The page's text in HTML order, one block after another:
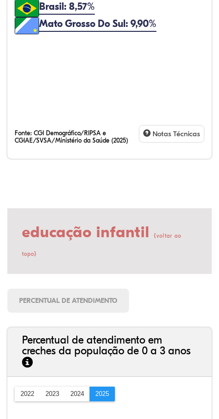
Brasil: 8,57%
Mato Grosso Do Sul: 9,90%
Fonte: CGI Demográfico/RIPSA e
CGIAE/SVSA/Ministério da Saúde (2025)
Notas Técnicas
educação infantil (voltar ao
topo)
PERCENTUAL DE ATENDIMENTO
Percentual de atendimento em
creches da população de 0 a 3 anos
2022 2023 2024 2025